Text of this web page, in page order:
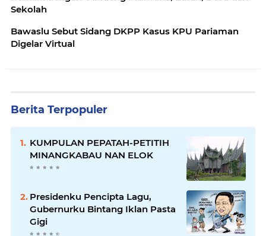
Sekolah
Bawaslu Sebut Sidang DKPP Kasus KPU Pariaman
Digelar Virtual
Berita Terpopuler
KUMPULAN PEPATAH-PETITIH
MINANGKABAU NAN ELOK
Presidenku Pencipta Lagu,
Gubernurku Bintang Iklan Pasta
Gigi